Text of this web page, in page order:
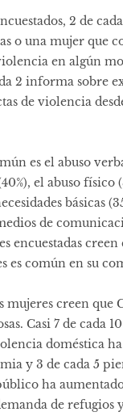
2 de
o una mujer que
en algún
2 informa sobre
de violencia
es el abuso
el abuso físico
básicas
de
encuestadas
es común en su
mujeres creen que
Casi 7 de cada
doméstica
y 3 de cada 5
ha
de refugios